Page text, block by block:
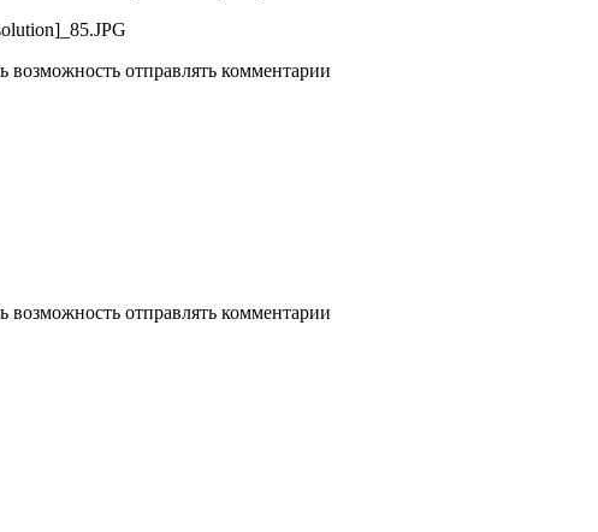
возможность отправлять комментарии
возможность отправлять комментарии